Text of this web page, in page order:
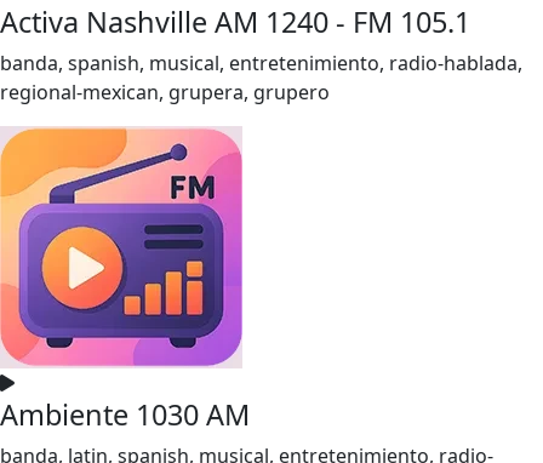
Activa Nashville AM 1240 - FM 105.1
banda, spanish, musical, entretenimiento, radio-hablada,
regional-mexican, grupera, grupero
Ambiente 1030 AM
banda, latin, spanish, musical, entretenimiento, radio-